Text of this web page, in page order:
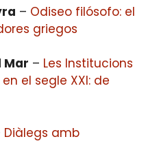
– Odiseo filósofo: el
griegos
Mar – Les Institucions
el segle XXI: de
Diàlegs amb